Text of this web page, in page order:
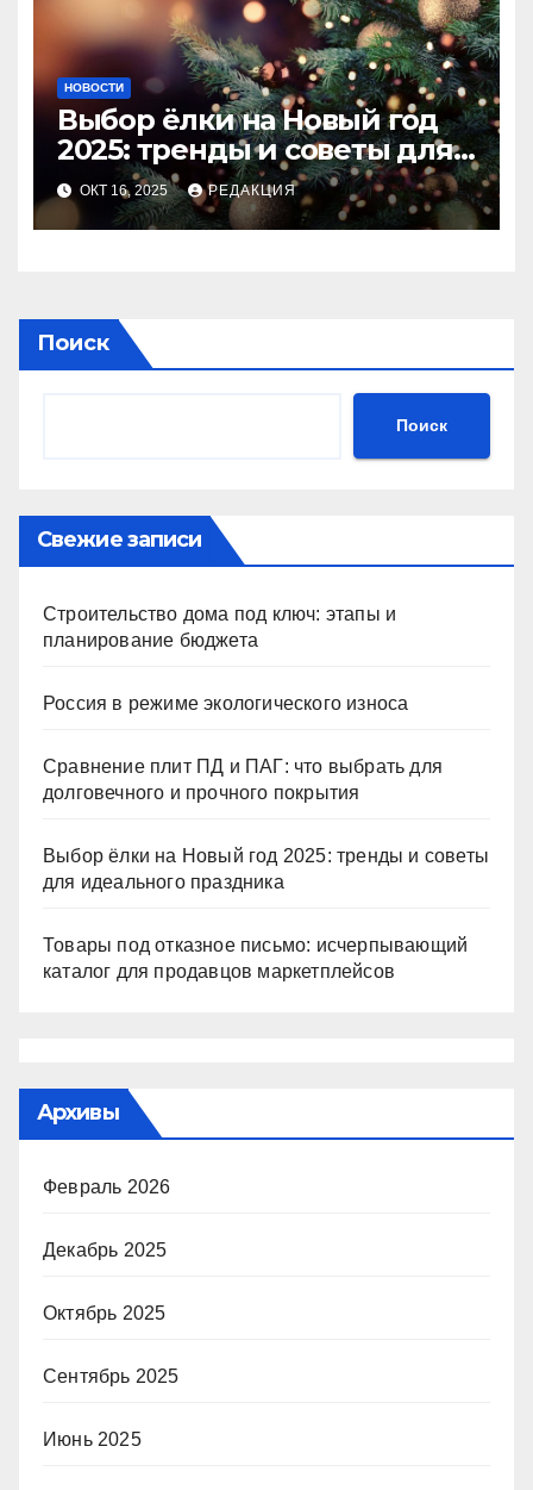
НОВОСТИ
Выбор ёлки на Новый год
2025: тренды и советы для
идеального праздника
ОКТ 16, 2025 РЕДАКЦИЯ
Поиск
Поиск
Свежие записи
Строительство дома под ключ: этапы и
планирование бюджета
Россия в режиме экологического износа
Сравнение плит ПД и ПАГ: что выбрать для
долговечного и прочного покрытия
Выбор ёлки на Новый год 2025: тренды и советы
для идеального праздника
Товары под отказное письмо: исчерпывающий
каталог для продавцов маркетплейсов
Архивы
Февраль 2026
Декабрь 2025
Октябрь 2025
Сентябрь 2025
Июнь 2025